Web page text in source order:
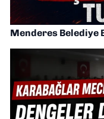
Menderes Belediye